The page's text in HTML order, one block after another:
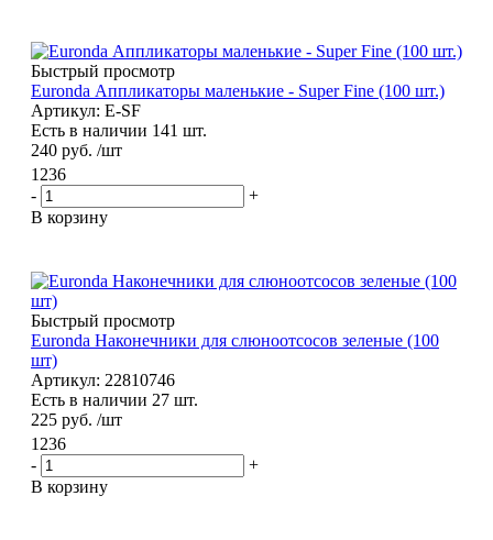
Быстрый просмотр
Euronda Аппликаторы маленькие - Super Fine (100 шт.)
Артикул: E-SF
Есть в наличии 141 шт.
240 руб. /шт
1236
-
+
В корзину
Быстрый просмотр
Euronda Наконечники для слюноотсосов зеленые (100
шт)
Артикул: 22810746
Есть в наличии 27 шт.
225 руб. /шт
1236
-
+
В корзину